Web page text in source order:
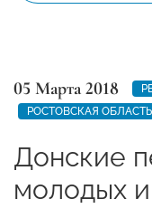
05 Марта 2018
РОСТОВСКАЯ ОБЛАСТЬ
Донские
молодых